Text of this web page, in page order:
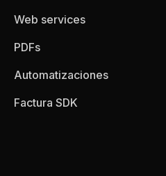
Web services
PDFs
Automatizaciones
Factura SDK